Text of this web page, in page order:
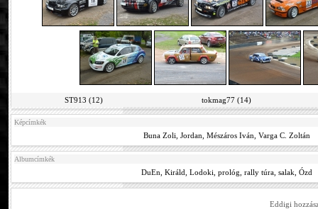
ST913 (12) tokmag77 (14)
Képcímkék
Buna Zoli ,Jordan ,Mészáros Iván ,Varga C. Zoltán
Albumcímkék
DuEn ,Királd ,Lodoki ,prológ ,rally túra ,salak ,Ózd
Eddigi